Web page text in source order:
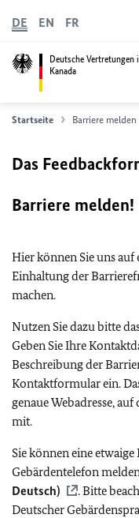
Deutsche Vertretungen
Kanada
DE EN FR
Startseite Barriere melden
Das
Barriere melden!
Hier können Sie uns auf
Einhaltung der
machen.
Nutzen Sie dazu bitte
Geben Sie Ihre
Beschreibung der
Kontaktformular ein.
genaue Webadresse,
mit.
Sie können eine
Gebärdentelefon
Deutsch)
. Bitte
Deutscher